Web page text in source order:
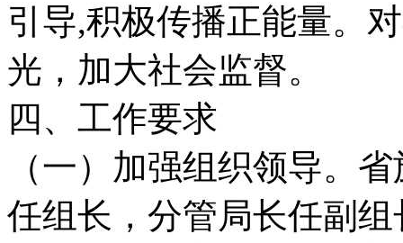
引导,积极传播正能量。
光，加大社会监督。
四、工作要求
（一）加强组织领导。
任组长，分管局长任副